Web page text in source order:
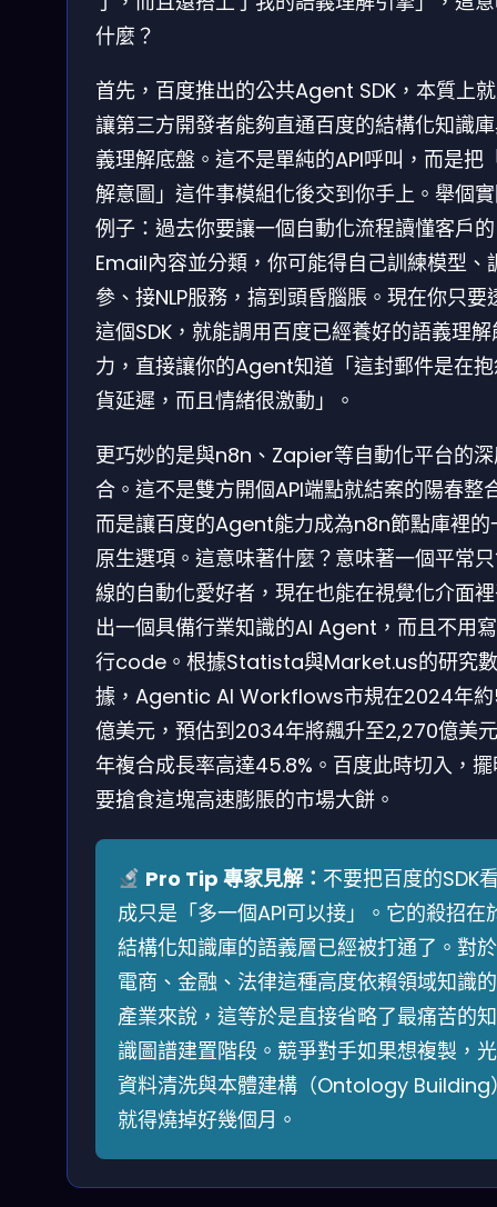
什麼？
首先，百度推出的公共Agent SDK，本質上
讓第三方開發者能夠直通百度的結構化知識
義理解底盤。這不是單純的API呼叫，而是把
解意圖」這件事模組化後交到你手上。舉個
例子：過去你要讓一個自動化流程讀懂客戶的
Email內容並分類，你可能得自己訓練模型、
參、接NLP服務，搞到頭昏腦脹。現在你只要
這個SDK，就能調用百度已經養好的語義理解
力，直接讓你的Agent知道「這封郵件是在
貨延遲，而且情緒很激動」。
更巧妙的是與n8n、Zapier等自動化平台的
合。這不是雙方開個API端點就結案的陽春整
而是讓百度的Agent能力成為n8n節點庫裡的
原生選項。這意味著什麼？意味著一個平常
線的自動化愛好者，現在也能在視覺化介面
出一個具備行業知識的AI Agent，而且不用
行code。根據Statista與Market.us的研究數
據，Agentic AI Workflows市規在2024年
億美元，預估到2034年將飆升至2,270億美
年複合成長率高達45.8%。百度此時切入，
要搶食這塊高速膨脹的市場大餅。
Pro Tip 專家見解： 不要把百度的SDK
成只是「多一個API可以接」。它的殺招在
結構化知識庫的語義層已經被打通了。對於
電商、金融、法律這種高度依賴領域知識的
產業來說，這等於是直接省略了最痛苦的知
識圖譜建置階段。競爭對手如果想複製，光
資料清洗與本體建構（Ontology Building
就得燒掉好幾個月。